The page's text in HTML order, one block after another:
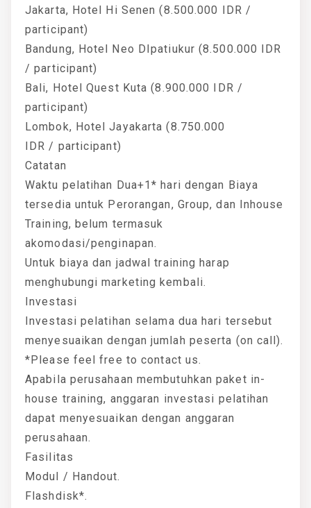
Jakarta, Hotel Hi Senen (8.500.000 IDR /
participant)
Bandung, Hotel Neo DIpatiukur (8.500.000 IDR
/ participant)
Bali, Hotel Quest Kuta (8.900.000 IDR /
participant)
Lombok, Hotel Jayakarta (8.750.000
IDR / participant)
Catatan
Waktu pelatihan Dua+1* hari dengan Biaya
tersedia untuk Perorangan, Group, dan Inhouse
Training, belum termasuk
akomodasi/penginapan.
Untuk biaya dan jadwal training harap
menghubungi marketing kembali.
Investasi
Investasi pelatihan selama dua hari tersebut
menyesuaikan dengan jumlah peserta (on call).
*Please feel free to contact us.
Apabila perusahaan membutuhkan paket in-
house training, anggaran investasi pelatihan
dapat menyesuaikan dengan anggaran
perusahaan.
Fasilitas
Modul / Handout.
Flashdisk*.